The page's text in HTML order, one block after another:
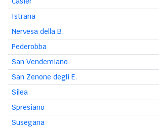
Istrana
Nervesa della B.
Pederobba
San Vendemiano
San Zenone degli E.
Silea
Spresiano
Susegana